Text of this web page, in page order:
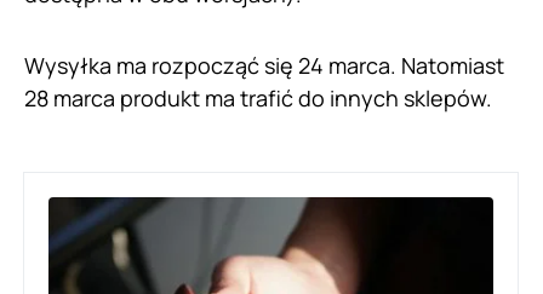
Wysyłka ma rozpocząć się 24 marca. Natomiast
28 marca produkt ma trafić do innych sklepów.